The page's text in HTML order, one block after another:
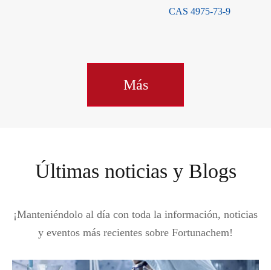
CAS 4975-73-9
Más
Últimas noticias y Blogs
¡Manteniéndolo al día con toda la información, noticias
y eventos más recientes sobre Fortunachem!